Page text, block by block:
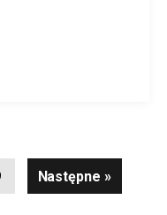
Następne »